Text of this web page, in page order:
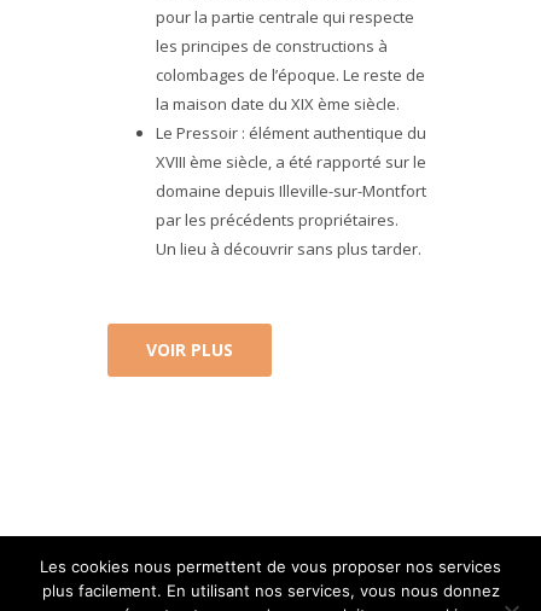
pour la partie centrale qui respecte
les principes de constructions à
colombages de l’époque. Le reste de
la maison date du XIX ème siècle.
Le Pressoir : élément authentique du
XVIII ème siècle, a été rapporté sur le
domaine depuis Illeville-sur-Montfort
par les précédents propriétaires.
Un lieu à découvrir sans plus tarder.
VOIR PLUS
© SARL Centrale d’Evénements et de
Les cookies nous permettent de vous proposer nos services
plus facilement. En utilisant nos services, vous nous donnez